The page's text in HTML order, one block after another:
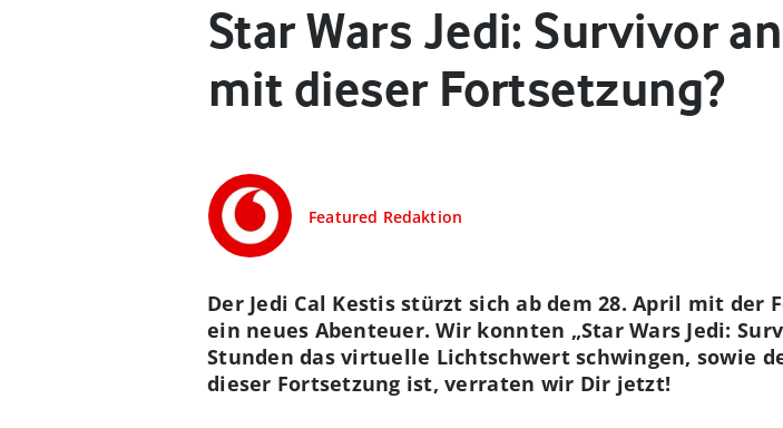
Star Wars Jedi: Survivor
mit dieser Fortsetzung?
Featured Redaktion
Der Jedi Cal Kestis stürzt sich ab dem 28. April mit der
ein neues Abenteuer. Wir konnten „Star Wars Jedi:
Stunden das virtuelle Lichtschwert schwingen, sowie
dieser Fortsetzung ist, verraten wir Dir jetzt!